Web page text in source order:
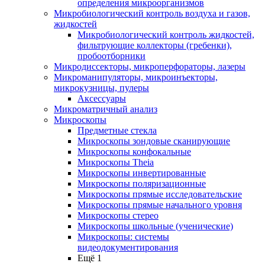
определения микроорганизмов
Микробиологический контроль воздуха и газов,
жидкостей
Микробиологический контроль жидкостей,
фильтрующие коллекторы (гребенки),
пробоотборники
Микродиссекторы, микроперфораторы, лазеры
Микроманипуляторы, микроинъекторы,
микрокузницы, пулеры
Аксессуары
Микроматричный анализ
Микроскопы
Предметные стекла
Микроскопы зондовые сканирующие
Микроскопы конфокальные
Микроскопы Theia
Микроскопы инвертированные
Микроскопы поляризационные
Микроскопы прямые исследовательские
Микроскопы прямые начального уровня
Микроскопы стерео
Микроскопы школьные (ученические)
Микроскопы: системы
видеодокументирования
Ещё 1